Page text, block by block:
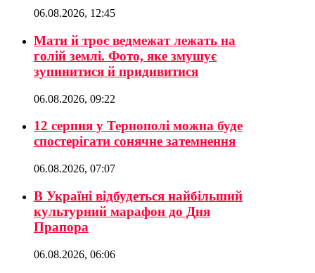
06.08.2026, 12:45
Мати й троє ведмежат лежать на
голій землі. Фото, яке змушує
зупинитися й придивитися
06.08.2026, 09:22
12 серпня у Тернополі можна буде
спостерігати сонячне затемнення
06.08.2026, 07:07
В Україні відбудеться найбільший
культурний марафон до Дня
Прапора
06.08.2026, 06:06